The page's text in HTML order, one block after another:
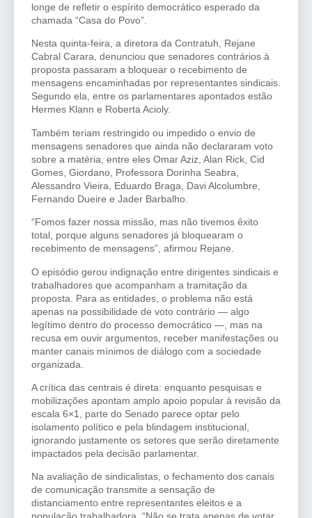
longe de refletir o espírito democrático esperado da
chamada “Casa do Povo”.
Nesta quinta-feira, a diretora da Contratuh, Rejane
Cabral Carara, denunciou que senadores contrários à
proposta passaram a bloquear o recebimento de
mensagens encaminhadas por representantes sindicais.
Segundo ela, entre os parlamentares apontados estão
Hermes Klann e Roberta Acioly.
Também teriam restringido ou impedido o envio de
mensagens senadores que ainda não declararam voto
sobre a matéria, entre eles Omar Aziz, Alan Rick, Cid
Gomes, Giordano, Professora Dorinha Seabra,
Alessandro Vieira, Eduardo Braga, Davi Alcolumbre,
Fernando Dueire e Jader Barbalho.
“Fomos fazer nossa missão, mas não tivemos êxito
total, porque alguns senadores já bloquearam o
recebimento de mensagens”, afirmou Rejane.
O episódio gerou indignação entre dirigentes sindicais e
trabalhadores que acompanham a tramitação da
proposta. Para as entidades, o problema não está
apenas na possibilidade de voto contrário — algo
legítimo dentro do processo democrático —, mas na
recusa em ouvir argumentos, receber manifestações ou
manter canais mínimos de diálogo com a sociedade
organizada.
A crítica das centrais é direta: enquanto pesquisas e
mobilizações apontam amplo apoio popular à revisão da
escala 6×1, parte do Senado parece optar pelo
isolamento político e pela blindagem institucional,
ignorando justamente os setores que serão diretamente
impactados pela decisão parlamentar.
Na avaliação de sindicalistas, o fechamento dos canais
de comunicação transmite a sensação de
distanciamento entre representantes eleitos e a